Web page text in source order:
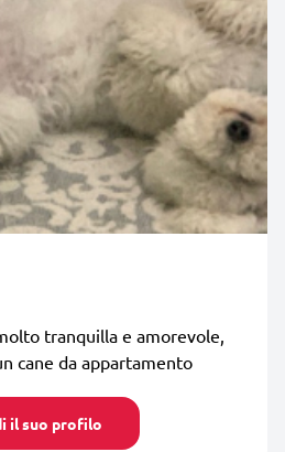
tranquilla e amorevole,
cane da appartamento
il suo profilo